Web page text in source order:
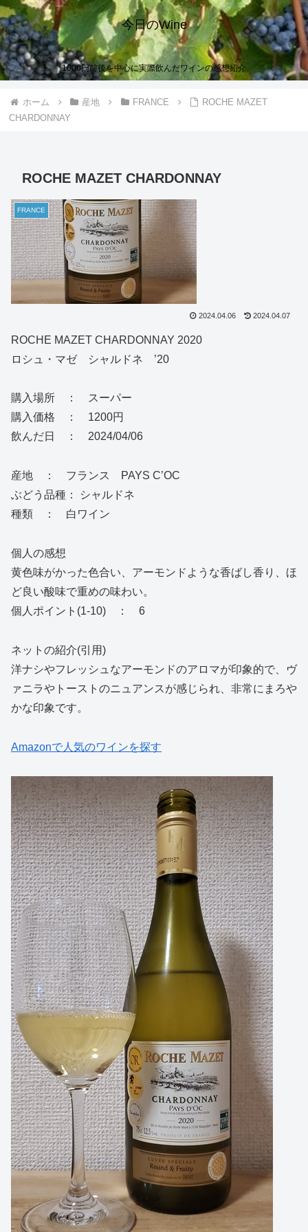
今日のWine
1000円前後を中心に実際飲んだワインの感想紹介
ホーム 産地 FRANCE
ROCHE MAZET
CHARDONNAY
ROCHE MAZET CHARDONNAY
FRANCE
2024.04.06 2024.04.07
ROCHE MAZET CHARDONNAY 2020
ロシュ・マゼ シャルドネ ’20
購入場所 ： スーパー
購入価格 ： 1200円
飲んだ日 ： 2024/04/06
産地 ： フランス PAYS C’OC
ぶどう品種： シャルドネ
種類 ： 白ワイン
個人の感想
黄色味がかった色合い、アーモンドような香ばし香り、ほ
ど良い酸味で重めの味わい。
個人ポイント(1-10) ： 6
ネットの紹介(引用)
洋ナシやフレッシュなアーモンドのアロマが印象的で、ヴ
ァニラやトーストのニュアンスが感じられ、非常にまろや
かな印象です。
Amazonで人気のワインを探す